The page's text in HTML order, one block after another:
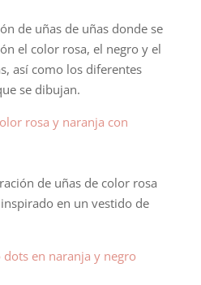
de uñas de uñas donde se
el color rosa, el negro y el
así como los diferentes
se dibujan.
de uñas de color rosa
en un vestido de